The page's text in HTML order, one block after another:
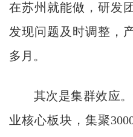
在苏州就能做，研发
发现问题及时调整，
多月。
其次是集群效应。
业核心板块，集聚